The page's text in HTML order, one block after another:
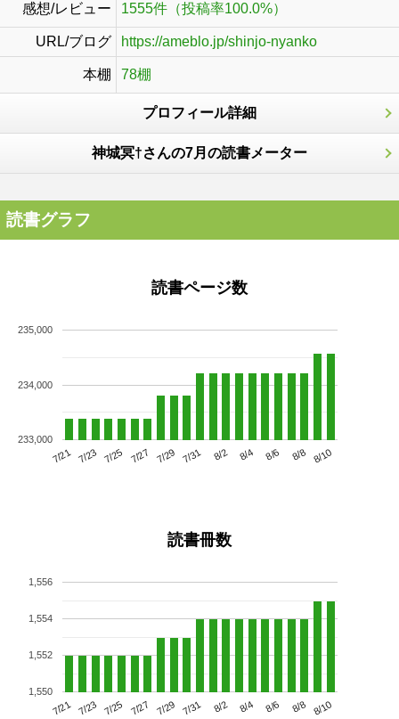
感想/レビュー 1555件（投稿率100.0%）
URL/ブログ https://ameblo.jp/shinjo-nyanko
本棚 78棚
プロフィール詳細
神城冥†さんの7月の読書メーター
読書グラフ
読書ページ数
7/21 7/23 7/25 7/27 7/29 7/31 8/2 8/4 8/6 8/8 8/10
233,000
234,000
235,000
読書冊数
7/21 7/23 7/25 7/27 7/29 7/31 8/2 8/4 8/6 8/8 8/10
1,550
1,552
1,554
1,556